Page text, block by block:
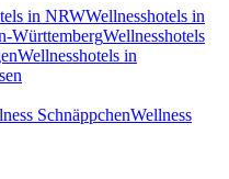
in NRWWellnesshotels in
WürttembergWellnesshotels
Wellnesshotels in
SchnäppchenWellness